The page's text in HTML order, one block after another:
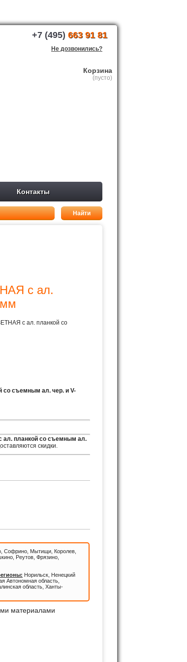
+7 (495) 663 91 81
Не дозвонились?
Корзина
(пусто)
Контакты
с ал.
с ал. планкой со
со съемным ал. чер. и V-
ал. планкой со съемным ал.
скидки.
Софрино, Мытищи, Королев,
Реутов, Фрязино,
Норильск, Ненецкий
Автономная область,
область, Ханты-